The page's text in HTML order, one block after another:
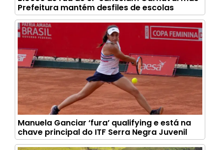
Prefeitura mantém desfiles de escolas
Manuela Ganciar ‘fura’ qualifying e está na
chave principal do ITF Serra Negra Juvenil